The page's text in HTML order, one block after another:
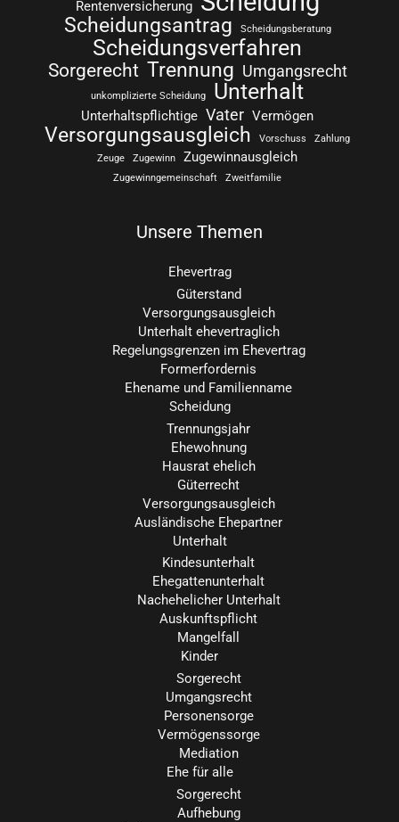
Rentenversicherung
Scheidungsantrag Scheidungsberatung
Scheidungsverfahren
Sorgerecht Trennung Umgangsrecht
unkomplizierte Scheidung Unterhalt
Unterhaltspflichtige Vater Vermögen
Versorgungsausgleich Vorschuss
Zahlung
Zeuge
Zugewinn Zugewinnausgleich
Zugewinngemeinschaft Zweitfamilie
Unsere Themen
Ehevertrag
Güterstand
Versorgungsausgleich
Unterhalt ehevertraglich
Regelungsgrenzen im Ehevertrag
Formerfordernis
Ehename und Familienname
Scheidung
Trennungsjahr
Ehewohnung
Hausrat ehelich
Güterrecht
Versorgungsausgleich
Ausländische Ehepartner
Unterhalt
Kindesunterhalt
Ehegattenunterhalt
Nachehelicher Unterhalt
Auskunftspflicht
Mangelfall
Kinder
Sorgerecht
Umgangsrecht
Personensorge
Vermögenssorge
Mediation
Ehe für alle
Sorgerecht
Aufhebung